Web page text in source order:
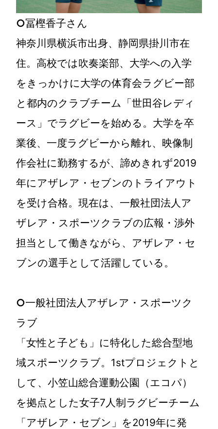
○冨樫香子さん
神奈川県横浜市出身、静岡県掛川市在
住。高校では吹奏楽部、大学への入学
をきっかけに大学の体育会ラグビー部
と都内のクラブチーム「世田谷レディ
ース」でラグビーを始める。大学を卒
業後、一度ラグビーから離れ、映像制
作会社に勤務するが、諦めきれず2019
年にアザレア・セブンのトライアウト
を受け合格。現在は、一般社団法人ア
ザレア・スポーツクラブの広報・渉外
担当として働きながら、アザレア・セ
ブンの選手として活躍している。
○一般社団法人アザレア・スポーツク
ラブ
「女性と子ども」に特化した総合型地
域スポーツクラブ。1stプロジェクトと
して、小笠山総合運動公園（エコパ）
を拠点とした女子7人制ラグビーチーム
「アザレア・セブン」を2019年に発